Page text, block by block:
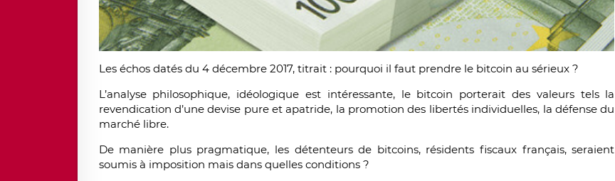
Les échos datés du 4 décembre 2017, titrait : pourquoi il faut prendre le bitcoin au sérieux ?
L’analyse philosophique, idéologique est intéressante, le bitcoin porterait des valeurs tels la
revendication d’une devise pure et apatride, la promotion des libertés individuelles, la défense du
marché libre.
De manière plus pragmatique, les détenteurs de bitcoins, résidents fiscaux français, seraient
soumis à imposition mais dans quelles conditions ?